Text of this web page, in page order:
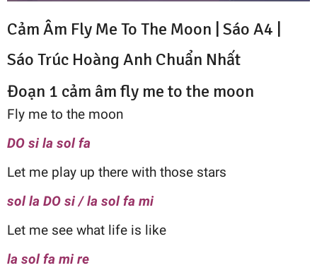
Cảm Âm Fly Me To The Moon | Sáo A4 |
Sáo Trúc Hoàng Anh Chuẩn Nhất
Đoạn 1 cảm âm fly me to the moon
Fly me to the moon
DO si la sol fa
Let me play up there with those stars
sol la DO si / la sol fa mi
Let me see what life is like
la sol fa mi re